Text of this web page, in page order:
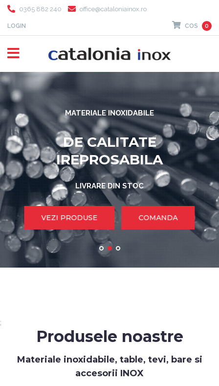
0365 882 240 office@cataloniainox.ro
LOGIN COS 0
MATERIALE INOXIDABILE
DE CALITATE
IREPROSABILA
LIVRARE DIN STOC
VEZI PRODUSE COMANDA
;
Produsele noastre
Materiale inoxidabile, table, tevi, bare si
accesorii INOX